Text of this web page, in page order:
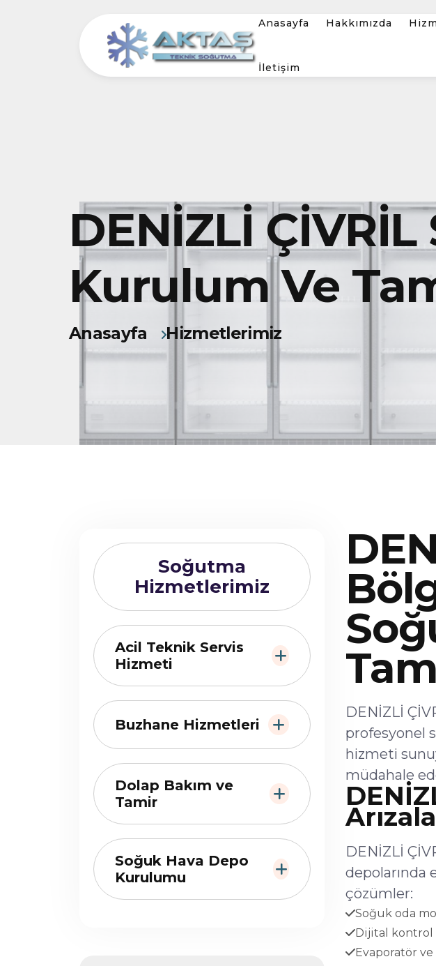
Anasayfa Hakkımızda
İletişim
DENİZLİ
Kurulum Ve
Anasayfa Hizmetlerimiz
Soğutma
Hizmetlerimiz
Acil Teknik Servis
Hizmeti
Buzhane Hizmetleri
Dolap Bakım ve
Tamir
Soğuk Hava Depo
Kurulumu
DENİZLİ
profesyonel
hizmeti
müdahale
DENİZLİ
depolarında
çözümler:
Soğuk oda
Dijital kontrol
Evaporatör